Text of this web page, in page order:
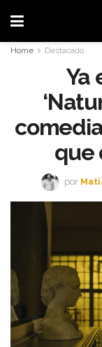
Home Destacado
Ya
que
por